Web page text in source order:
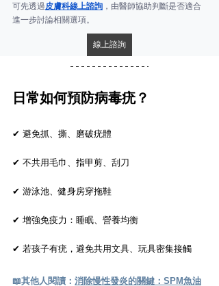
可先透過皮膚科線上諮詢 ，由醫師協助判斷是否適合
進一步討論相關選項。
線上諮詢
日常如何預防病毒疣？
✔ 避免抓、撕、磨破疣體
✔ 不共用毛巾、指甲剪、刮刀
✔ 游泳池、健身房穿拖鞋
✔ 增強免疫力：睡眠、營養均衡
✔ 若孩子有疣，避免共用文具、玩具密集接觸
📖其他人閱讀： 消除慢性發炎的關鍵：SPM魚油